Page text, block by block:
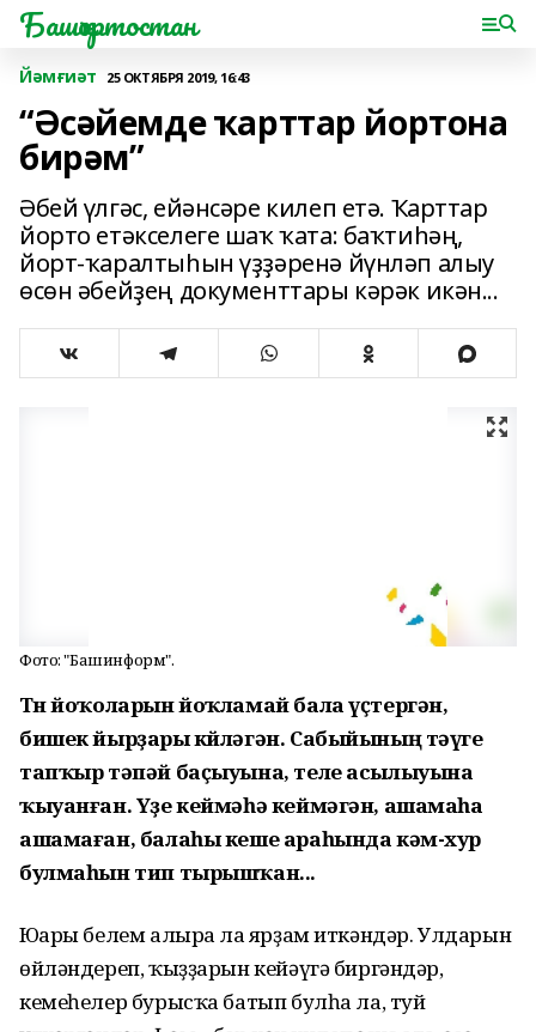
Башҡортостан
Йәмғиәт 25 ОКТЯБРЯ 2019, 16:43
“Әсәйемде ҡарттар йортона
бирәм”
Әбей үлгәс, ейәнсәре килеп етә. Ҡарттар
йорто етәкселеге шаҡ ҡата: баҡтиһәң,
йорт-ҡаралтыһын үҙҙәренә йүнләп алыу
өсөн әбейҙең документтары кәрәк икән...
Фото: "Башинформ".
Төн йоҡоларын йоҡламай бала үҫтергән,
бишек йырҙары көйләгән. Сабыйының тәүге
тапҡыр тәпәй баҫыуына, теле асылыуына
ҡыуанған. Үҙе кеймәһә кеймәгән, ашамаһа
ашамаған, балаһы кеше араһында кәм-хур
булмаһын тип тырышҡан...
Юғары белем алырға ла ярҙам иткәндәр. Улдарын
өйләндереп, ҡыҙҙарын кейәүгә биргәндәр,
кемеһелер бурысҡа батып булһа ла, туй